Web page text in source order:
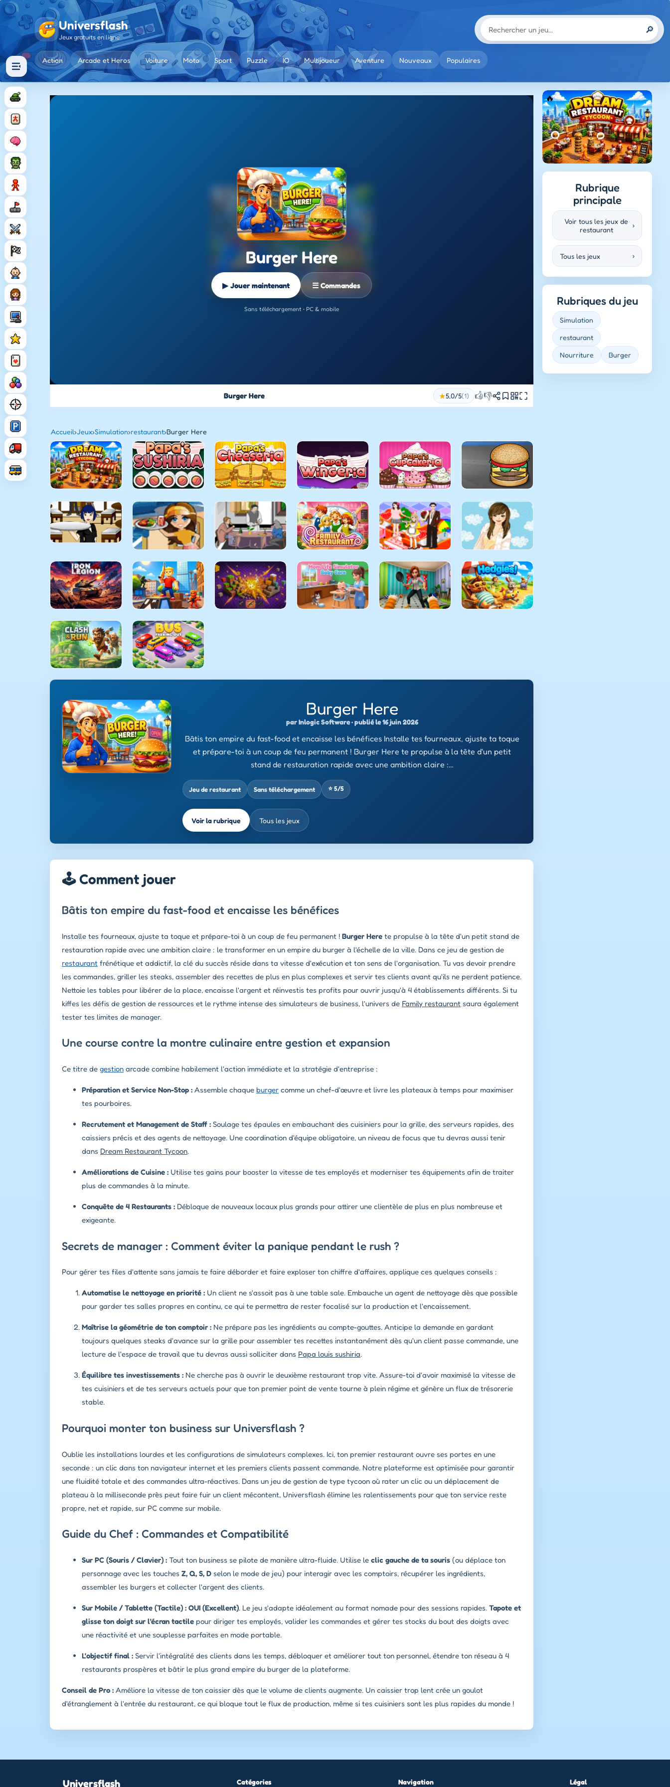
Universflash
Jeux gratuits en ligne
🔎
Action Arcade et Heros Voiture Moto Sport Puzzle IO Multijoueur Aventure Nouveaux Populaires
Burger Here
▶ Jouer maintenant ☰ Commandes
Sans téléchargement • PC & mobile
Burger Here ★5,0/5(1) 👍👎
Accueil›Jeux›Simulation›restaurant›Burger Here
Burger Here
par Inlogic Software · publié le 16 juin 2026
Bâtis ton empire du fast-food et encaisse les bénéfices Installe tes fourneaux, ajuste ta toque
et prépare-toi à un coup de feu permanent ! Burger Here te propulse à la tête d'un petit
stand de restauration rapide avec une ambition claire :…
Jeu de restaurant Sans téléchargement ⭐ 5/5
Voir la rubrique Tous les jeux
🕹️ Comment jouer
Bâtis ton empire du fast-food et encaisse les bénéfices
Installe tes fourneaux, ajuste ta toque et prépare-toi à un coup de feu permanent ! Burger Here te propulse à la tête d'un petit stand de
restauration rapide avec une ambition claire : le transformer en un empire du burger à l'échelle de la ville. Dans ce jeu de gestion de
restaurant frénétique et addictif, la clé du succès réside dans ta vitesse d'exécution et ton sens de l'organisation. Tu vas devoir prendre
les commandes, griller les steaks, assembler des recettes de plus en plus complexes et servir tes clients avant qu'ils ne perdent patience.
Nettoie les tables pour libérer de la place, encaisse l'argent et réinvestis tes profits pour ouvrir jusqu'à 4 établissements différents. Si tu
kiffes les défis de gestion de ressources et le rythme intense des simulateurs de business, l'univers de Family restaurant saura également
tester tes limites de manager.
Une course contre la montre culinaire entre gestion et expansion
Ce titre de gestion arcade combine habilement l'action immédiate et la stratégie d'entreprise :
Préparation et Service Non-Stop : Assemble chaque burger comme un chef-d'œuvre et livre les plateaux à temps pour maximiser
tes pourboires.
Recrutement et Management de Staff : Soulage tes épaules en embauchant des cuisiniers pour la grille, des serveurs rapides, des
caissiers précis et des agents de nettoyage. Une coordination d'équipe obligatoire, un niveau de focus que tu devras aussi tenir
dans Dream Restaurant Tycoon.
Améliorations de Cuisine : Utilise tes gains pour booster la vitesse de tes employés et moderniser tes équipements afin de traiter
plus de commandes à la minute.
Conquête de 4 Restaurants : Débloque de nouveaux locaux plus grands pour attirer une clientèle de plus en plus nombreuse et
exigeante.
Secrets de manager : Comment éviter la panique pendant le rush ?
Pour gérer tes files d'attente sans jamais te faire déborder et faire exploser ton chiffre d'affaires, applique ces quelques conseils :
Automatise le nettoyage en priorité : Un client ne s'assoit pas à une table sale. Embauche un agent de nettoyage dès que possible
pour garder tes salles propres en continu, ce qui te permettra de rester focalisé sur la production et l'encaissement.
Maîtrise la géométrie de ton comptoir : Ne prépare pas les ingrédients au compte-gouttes. Anticipe la demande en gardant
toujours quelques steaks d'avance sur la grille pour assembler tes recettes instantanément dès qu'un client passe commande, une
lecture de l'espace de travail que tu devras aussi solliciter dans Papa louis sushiria.
Équilibre tes investissements : Ne cherche pas à ouvrir le deuxième restaurant trop vite. Assure-toi d'avoir maximisé la vitesse de
tes cuisiniers et de tes serveurs actuels pour que ton premier point de vente tourne à plein régime et génère un flux de trésorerie
stable.
Pourquoi monter ton business sur Universflash ?
Oublie les installations lourdes et les configurations de simulateurs complexes. Ici, ton premier restaurant ouvre ses portes en une
seconde : un clic dans ton navigateur internet et les premiers clients passent commande. Notre plateforme est optimisée pour garantir
une fluidité totale et des commandes ultra-réactives. Dans un jeu de gestion de type tycoon où rater un clic ou un déplacement de
plateau à la milliseconde près peut faire fuir un client mécontent, Universflash élimine les ralentissements pour que ton service reste
propre, net et rapide, sur PC comme sur mobile.
Guide du Chef : Commandes et Compatibilité
Sur PC (Souris / Clavier) : Tout ton business se pilote de manière ultra-fluide. Utilise le clic gauche de ta souris (ou déplace ton
personnage avec les touches Z, Q, S, D selon le mode de jeu) pour interagir avec les comptoirs, récupérer les ingrédients,
assembler les burgers et collecter l'argent des clients.
Sur Mobile / Tablette (Tactile) : OUI (Excellent). Le jeu s'adapte idéalement au format nomade pour des sessions rapides. Tapote et
glisse ton doigt sur l'écran tactile pour diriger tes employés, valider les commandes et gérer tes stocks du bout des doigts avec
une réactivité et une souplesse parfaites en mode portable.
L'objectif final : Servir l'intégralité des clients dans les temps, débloquer et améliorer tout ton personnel, étendre ton réseau à 4
restaurants prospères et bâtir le plus grand empire du burger de la plateforme.
Conseil de Pro : Améliore la vitesse de ton caissier dès que le volume de clients augmente. Un caissier trop lent crée un goulot
d'étranglement à l'entrée du restaurant, ce qui bloque tout le flux de production, même si tes cuisiniers sont les plus rapides du monde !
Rubrique
principale
Voir tous les jeux de
restaurant
›
Tous les jeux ›
Rubriques du jeu
Simulation
restaurant
Nourriture Burger
Universflash Catégories Navigation Légal